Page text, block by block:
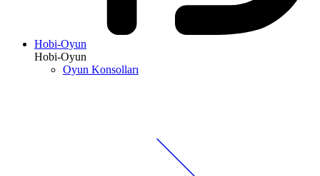
Hobi-Oyun
Hobi-Oyun
Oyun Konsolları